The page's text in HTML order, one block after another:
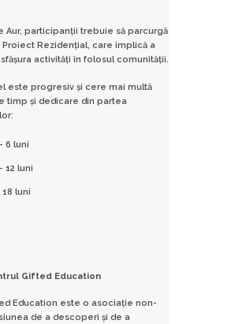
Aur, participanţii trebuie să parcurgă
Proiect Rezidenţial, care implică a
activități în folosul comunității.
este progresiv și cere mai multă
timp şi dedicare din partea
6 luni
12 luni
luni
Gifted Education
Education este o asociaţie non-
de a descoperi şi de a